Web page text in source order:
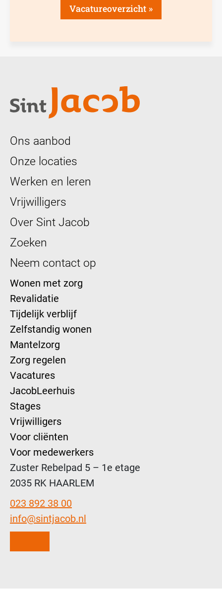
Vacatureoverzicht
Ons aanbod
Onze locaties
Werken en leren
Vrijwilligers
Over Sint Jacob
Zoeken
Neem contact op
Wonen met zorg
Revalidatie
Tijdelijk verblijf
Zelfstandig wonen
Mantelzorg
Zorg regelen
Vacatures
JacobLeerhuis
Stages
Vrijwilligers
Voor cliënten
Voor medewerkers
Zuster Rebelpad 5 – 1e etage
2035 RK HAARLEM
023 892 38 00
info@sintjacob.nl